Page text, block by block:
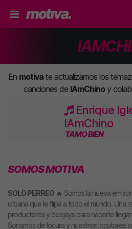
En motivate actualizamos los
canciones de IAmChinoy
Enrique
IAmChino
TAMO BIEN
SOMOS MOTIVA
SOLO PERREO 🔥 Somos la nueva
urbana que le flipa a todo el mundo. Una
productores y deejays para hacerte
Sonamos de locura y nuestros locutores